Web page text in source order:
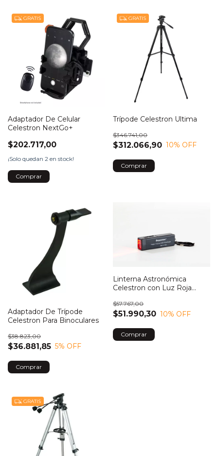
GRATIS
Adaptador De Celular
Celestron NextGo+
$202.717,00
¡Solo quedan 2 en stock!
GRATIS
Trípode Celestron Ultima
$312.066,90
$346.741,00
10% OFF
Adaptador De Trípode
Celestron Para Binoculares
$36.881,85
$38.823,00
5% OFF
Linterna Astronómica
Celestron con Luz Roja
$51.990,30
$57.767,00
10% OFF
GRATIS